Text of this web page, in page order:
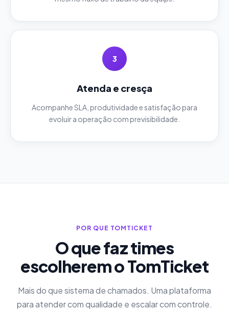
3
Atenda e cresça
Acompanhe SLA, produtividade e satisfação para
evoluir a operação com previsibilidade.
POR QUE TOMTICKET
O que faz times
escolherem o TomTicket
Mais do que sistema de chamados. Uma plataforma
para atender com qualidade e escalar com controle.